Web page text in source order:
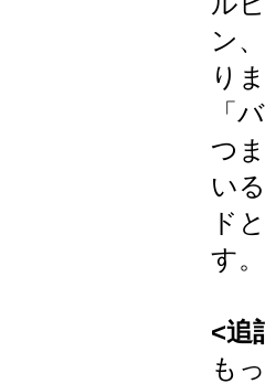
ン
り
「
つ
い
ド
す。
<追
も